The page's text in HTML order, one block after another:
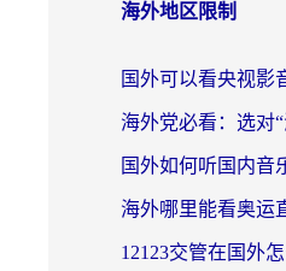
海外地区限制